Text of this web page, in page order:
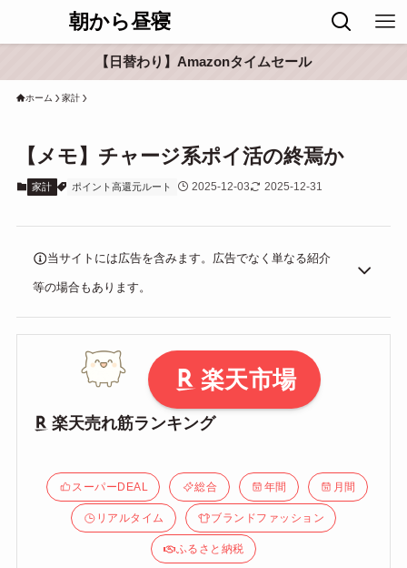
朝から昼寝
【日替わり】Amazonタイムセール
ホーム 家計
【メモ】チャージ系ポイ活の終焉か
家計 ポイント高還元ルート 2025-12-03 2025-12-31
当サイトには広告を含みます。広告でなく単なる紹介
等の場合もあります。
楽天市場
楽天売れ筋ランキング
スーパーDEAL 総合 年間 月間
リアルタイム ブランドファッション
ふるさと納税